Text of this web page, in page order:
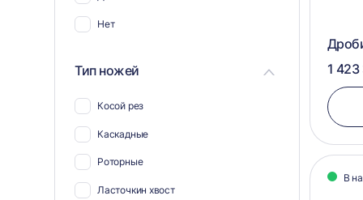
Нет
Тип ножей
Косой рез
Каскадные
Роторные
Ласточкин хвост
1
В